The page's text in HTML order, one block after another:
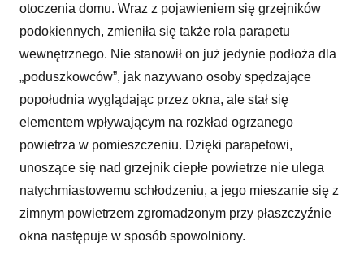
otoczenia domu. Wraz z pojawieniem się grzejników
podokiennych, zmieniła się także rola parapetu
wewnętrznego. Nie stanowił on już jedynie podłoża dla
„poduszkowców”, jak nazywano osoby spędzające
popołudnia wyglądając przez okna, ale stał się
elementem wpływającym na rozkład ogrzanego
powietrza w pomieszczeniu. Dzięki parapetowi,
unoszące się nad grzejnik ciepłe powietrze nie ulega
natychmiastowemu schłodzeniu, a jego mieszanie się z
zimnym powietrzem zgromadzonym przy płaszczyźnie
okna następuje w sposób spowolniony.